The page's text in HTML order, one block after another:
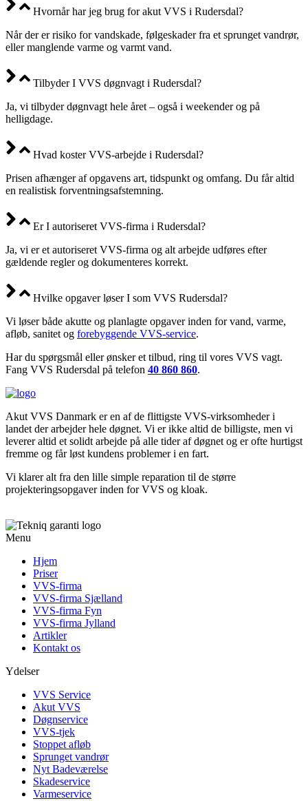
Hvornår har jeg brug for akut VVS i Rudersdal?
Når der er risiko for vandskade, følgeskader fra et sprunget vandrør,
eller manglende varme og varmt vand.
Tilbyder I VVS døgnvagt i Rudersdal?
Ja, vi tilbyder døgnvagt hele året – også i weekender og på
helligdage.
Hvad koster VVS-arbejde i Rudersdal?
Prisen afhænger af opgavens art, tidspunkt og omfang. Du får altid
en realistisk forventningsafstemning.
Er I autoriseret VVS-firma i Rudersdal?
Ja, vi er et autoriseret VVS-firma og alt arbejde udføres efter
gældende regler og dokumenteres korrekt.
Hvilke opgaver løser I som VVS Rudersdal?
Vi løser både akutte og planlagte opgaver inden for vand, varme,
afløb, sanitet og forebyggende VVS-service.
Har du spørgsmål eller ønsker et tilbud, ring til vores VVS vagt.
Fang VVS Rudersdal på telefon 40 860 860.
Akut VVS Danmark er en af de flittigste VVS-virksomheder i
landet der arbejder hele døgnet. Vi er ikke altid de billigste, men vi
leverer altid et solidt arbejde på alle tider af døgnet og er ofte hurtigst
fremme og får løst kundens problemer i en fart.
Vi klarer alt fra den lille simple reparation til de større
projekteringsopgaver inden for VVS og kloak.
Menu
Hjem
Priser
VVS-firma
VVS-firma Sjælland
VVS-firma Fyn
VVS-firma Jylland
Artikler
Kontakt os
Ydelser
VVS Service
Akut VVS
Døgnservice
VVS-tjek
Stoppet afløb
Sprunget vandrør
Nyt Badeværelse
Skadeservice
Varmeservice